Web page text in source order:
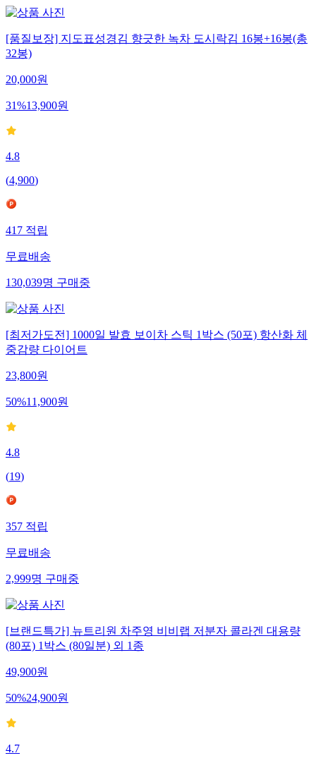
[품질보장] 지도표성경김 향긋한 녹차 도시락김 16봉+16봉(총
32봉)
20,000원
31%13,900원
4.8
(4,900)
417적립
무료배송
130,039명구매중
[최저가도전] 1000일 발효 보이차 스틱 1박스 (50포) 항산화 체
중감량 다이어트
23,800원
50%11,900원
4.8
(19)
357적립
무료배송
2,999명구매중
[브랜드특가] 뉴트리원 차주영 비비랩 저분자 콜라겐 대용량
(80포) 1박스 (80일분) 외 1종
49,900원
50%24,900원
4.7